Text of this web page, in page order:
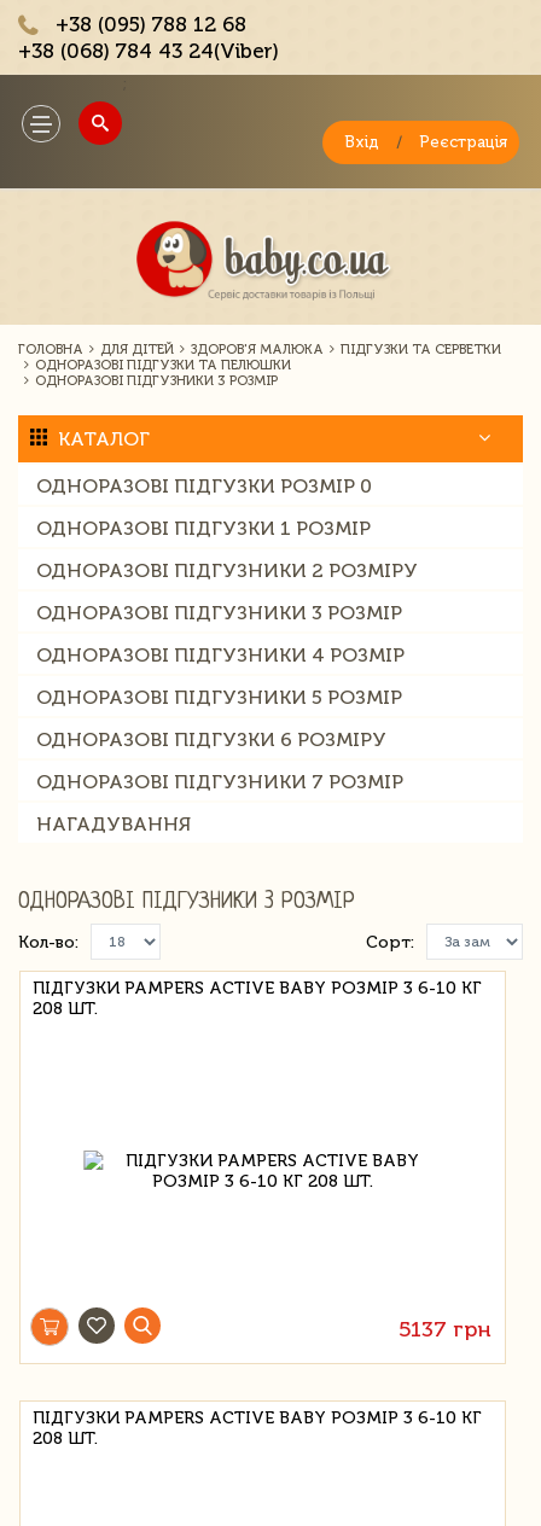
+38 (095) 788 12 68
+38 (068) 784 43 24(Viber)
Toggle
navigation
Вхід / Реєстрація
ГОЛОВНА ДЛЯ ДІТЕЙ ЗДОРОВ'Я МАЛЮКА
ПІДГУЗКИ ТА СЕРВЕТКИ
ОДНОРАЗОВІ ПІДГУЗКИ ТА ПЕЛЮШКИ
ОДНОРАЗОВІ ПІДГУЗНИКИ 3 РОЗМІР
КАТАЛОГ
ОДНОРАЗОВІ ПІДГУЗКИ РОЗМІР 0
ОДНОРАЗОВІ ПІДГУЗКИ 1 РОЗМІР
ОДНОРАЗОВІ ПІДГУЗНИКИ 2 РОЗМІРУ
ОДНОРАЗОВІ ПІДГУЗНИКИ 3 РОЗМІР
ОДНОРАЗОВІ ПІДГУЗНИКИ 4 РОЗМІР
ОДНОРАЗОВІ ПІДГУЗНИКИ 5 РОЗМІР
ОДНОРАЗОВІ ПІДГУЗКИ 6 РОЗМІРУ
ОДНОРАЗОВІ ПІДГУЗНИКИ 7 РОЗМІР
НАГАДУВАННЯ
ОДНОРАЗОВІ ПІДГУЗНИКИ 3 РОЗМІР
Кол-во: Сорт:
ПІДГУЗКИ PAMPERS ACTIVE BABY РОЗМІР 3 6-10 КГ
208 ШТ.
5137 грн
ПІДГУЗКИ PAMPERS ACTIVE BABY РОЗМІР 3 6-10 КГ
208 ШТ.